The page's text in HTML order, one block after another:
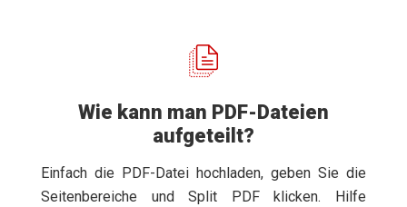
Wie kann man PDF-Dateien
aufgeteilt?
Einfach die PDF-Datei hochladen, geben Sie die
Seitenbereiche und Split PDF klicken. Hilfe